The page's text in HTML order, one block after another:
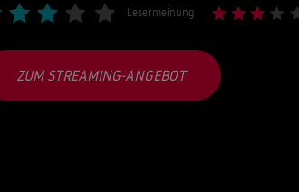
Lesermeinung
ZUM STREAMING-ANGEBOT